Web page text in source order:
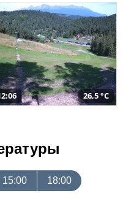
26,5 °C
15:00 18:00